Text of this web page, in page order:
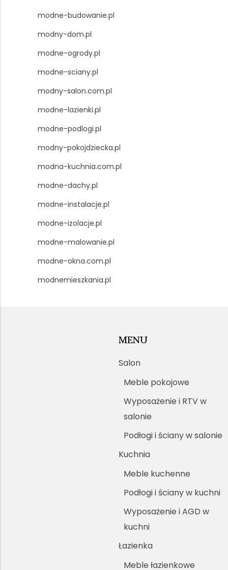
modne-budowanie.pl
modny-dom.pl
modne-ogrody.pl
modne-sciany.pl
modny-salon.com.pl
modne-lazienki.pl
modne-podlogi.pl
modny-pokojdziecka.pl
modna-kuchnia.com.pl
modne-dachy.pl
modne-instalacje.pl
modne-izolacje.pl
modne-malowanie.pl
modne-okna.com.pl
modnemieszkania.pl
MENU
Salon
Meble pokojowe
Wyposażenie i RTV w
salonie
Podłogi i ściany w salonie
Kuchnia
Meble kuchenne
Podłogi i ściany w kuchni
Wyposażenie i AGD w
kuchni
Łazienka
Meble łazienkowe